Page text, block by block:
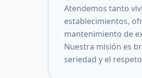
Atendemos tanto
establecimientos,
mantenimiento de
Nuestra misión es
seriedad y el